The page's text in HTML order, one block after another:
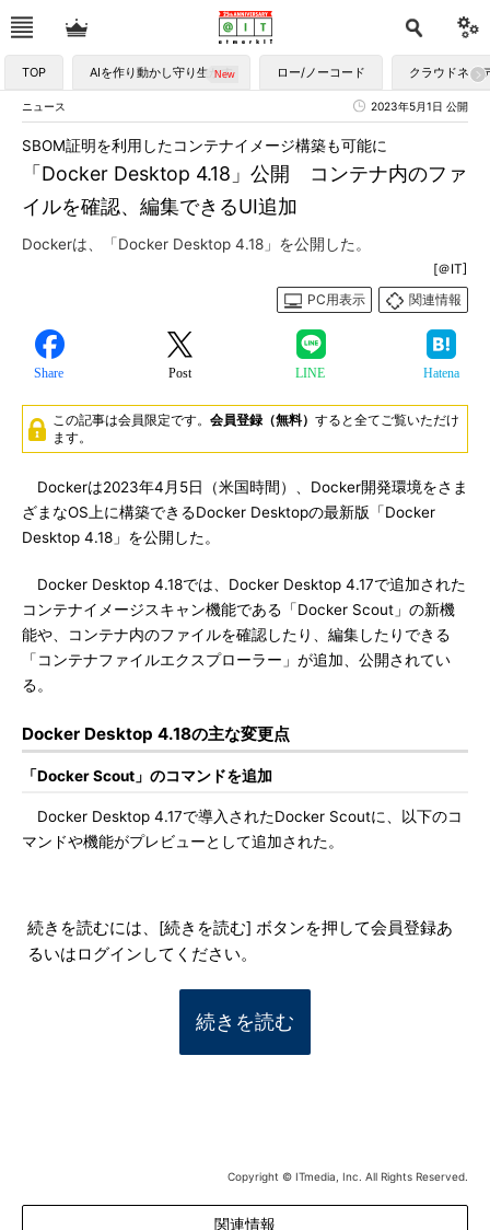
TOP AIを作り動かし守り生かす ロー/ノーコード クラウドネイ
ニュース 2023年5月1日 公開
「Docker Desktop 4.18」公開 コンテナ内のファ
イルを確認、編集できるUI追加
SBOM証明を利用したコンテナイメージ構築も可能に
Dockerは、「Docker Desktop 4.18」を公開した。
[＠IT]
PC用表示
関連情報
Share Post LINE Hatena
この記事は会員限定です。 会員登録（無料） すると全てご覧いただけ
ます。
Dockerは2023年4月5日（米国時間）、Docker開発環境をさま
ざまなOS上に構築できるDocker Desktopの最新版「Docker
Desktop 4.18」を公開した。
Docker Desktop 4.18では、Docker Desktop 4.17で追加された
コンテナイメージスキャン機能である「Docker Scout」の新機
能や、コンテナ内のファイルを確認したり、編集したりできる
「コンテナファイルエクスプローラー」が追加、公開されてい
る。
Docker Desktop 4.18の主な変更点
「Docker Scout」のコマンドを追加
Docker Desktop 4.17で導入されたDocker Scoutに、以下のコ
マンドや機能がプレビューとして追加された。
続きを読むには、[続きを読む] ボタンを押して会員登録あ
るいはログインしてください。
続きを読む
Copyright © ITmedia, Inc. All Rights Reserved.
関連情報